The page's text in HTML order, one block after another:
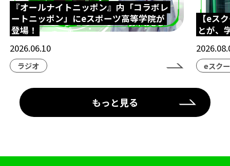
『オールナイトニッポン』内「コラボレ
ートニッポン」にeスポーツ高等学院が
登場！
2026.06.10
ラジオ
【eス
とが、
eスク
もっと見る